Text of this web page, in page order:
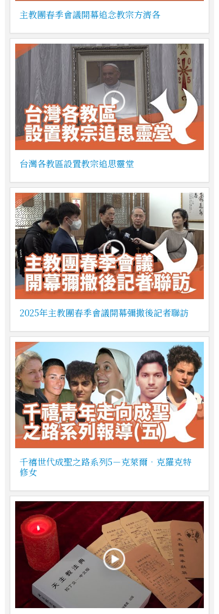
主教團春季會議開幕追念教宗方濟各
台灣各教區設置教宗追思靈堂
2025年主教團春季會議開幕彌撒後記者聯訪
千禧世代成聖之路系列5－克萊爾•克羅克特
修女